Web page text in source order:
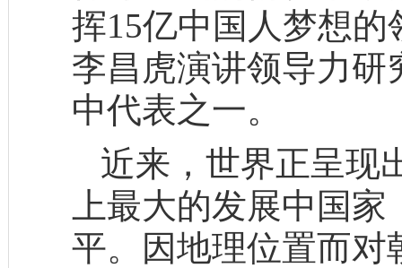
挥15亿中国人梦想
李昌虎演讲领导力
中代表之一。
近来，世界正呈现
上最大的发展中国
平。因地理位置而对